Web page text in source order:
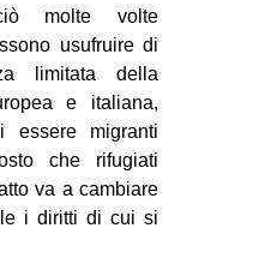
molte volte
usufruire di
limitata della
e italiana,
essere migranti
che rifugiati
va a cambiare
i diritti di cui si